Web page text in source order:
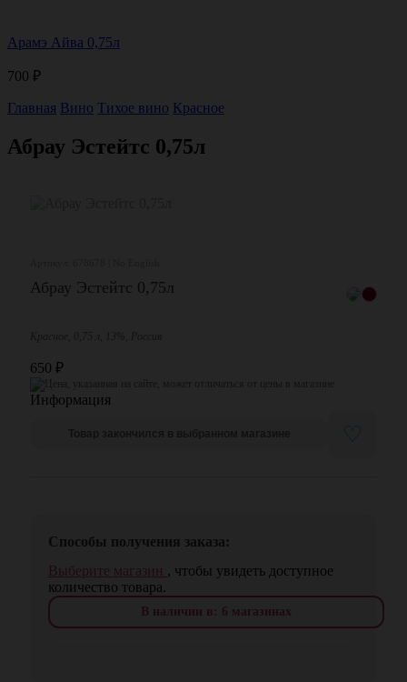
Арамэ Айва 0,75л
700 ₽
Главная Вино Тихое вино Красное
Абрау Эстейтс 0,75л
Абрау Эстейтс 0,75л
650 ₽
♡
Способы получения заказа:
Выберите магазин , чтобы увидеть доступное
количество товара.
В наличии в: 6 магазинах